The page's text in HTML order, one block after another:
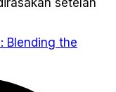
setelah